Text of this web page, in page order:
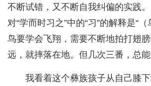
不断试错，又不断自我纠偏的实践。
对“学而时习之”中的“习”的解释是“
鸟要学会飞翔，需要不断地拍打翅
远，就摔落在地。但几次三番，总能
我看着这个彝族孩子从自己膝